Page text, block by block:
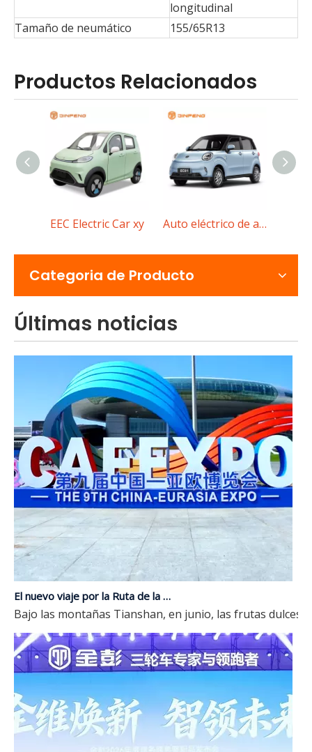
longitudinal
Tamaño de neumático
155/65R13
Productos Relacionados
EEC Electric Car xy Auto eléctrico de alta velocidad EC01
Categoria de Producto
Últimas noticias
Compare los rickshaws eléctricos con los triciclos
Bajo las montañas Tianshan, en junio, las frutas dulces